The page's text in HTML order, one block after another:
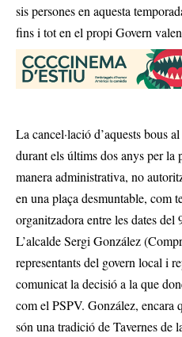
sis persones en aquesta
fins i tot en el propi Govern
La cancel·lació d’aquests bous
durant els últims dos anys per la
manera administrativa, no
en una plaça desmuntable, com
organitzadora entre les dates del
L’alcalde Sergi González
representants del govern local i
comunicat la decisió a la que
com el PSPV. González, encara
són una tradició de Tavernes de